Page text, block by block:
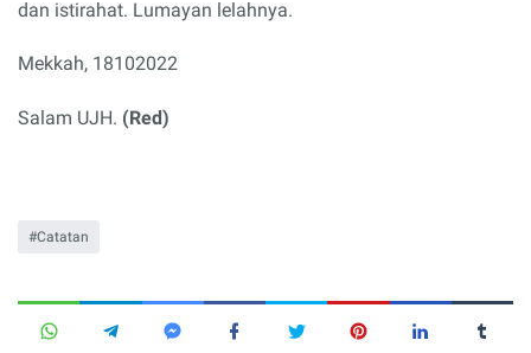
dan istirahat. Lumayan lelahnya.
Mekkah, 18102022
Salam UJH. (Red)
Catatan